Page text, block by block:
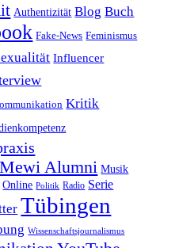
Authentizität Blog Buch
Fake-News Feminismus
Influencer
Kritik
Mewi Alumni Musik
Online Politik Radio Serie
Tübingen
Wissenschaftsjournalismus